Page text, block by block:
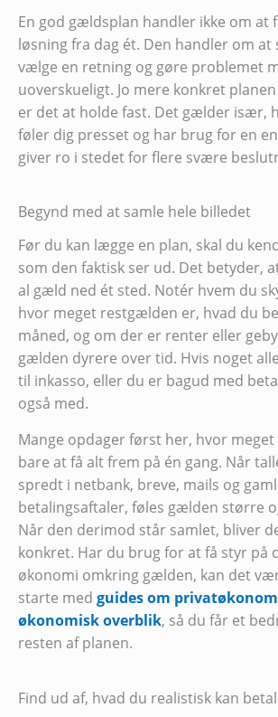
En god gældsplan handler ikke om at
løsning fra dag ét. Den handler om at
vælge en retning og gøre problemet
uoverskueligt. Jo mere konkret
er det at holde fast. Det gælder især,
føler dig presset og har brug for en
giver ro i stedet for flere svære
Begynd med at samle hele billedet
Før du kan lægge en plan, skal du
som den faktisk ser ud. Det betyder,
al gæld ned ét sted. Notér hvem du
hvor meget restgælden er, hvad du
måned, og om der er renter eller
gælden dyrere over tid. Hvis noget
til inkasso, eller du er bagud med
også med.
Mange opdager først her, hvor
bare at få alt frem på én gang. Når
spredt i netbank, breve, mails og
betalingsaftaler, føles gælden større
Når den derimod står samlet, bliver
konkret. Har du brug for at få styr på
økonomi omkring gælden, kan det
starte med guides om
økonomisk overblik, så du får et
resten af planen.
Find ud af, hvad du realistisk kan